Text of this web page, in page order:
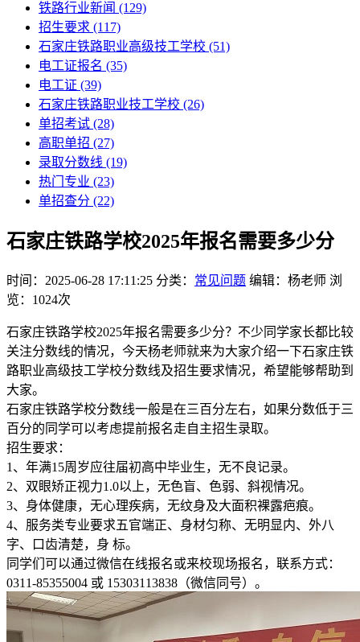
铁路行业新闻 (129)
招生要求 (117)
石家庄铁路职业高级技工学校​ (51)
电工证报名 (35)
电工证 (39)
石家庄铁路职业技工学校 (26)
单招考试 (28)
高职单招 (27)
录取分数线 (19)
热门专业 (23)
单招查分 (22)
石家庄铁路学校2025年报名需要多少分
时间：2025-06-28 17:11:25 分类： 常见问题 编辑：杨老师 浏
览：1024次
石家庄铁路学校2025年报名需要多少分？不少同学家长都比较
关注分数线的情况，今天杨老师就来为大家介绍一下石家庄铁
路职业高级技工学校分数线及招生要求情况，希望能够帮助到
大家。
石家庄铁路学校分数线一般是在三百分左右，如果分数低于三
百分的同学可以考虑提前报名走自主招生录取。
招生要求：
1、年满15周岁应往届初高中毕业生，无不良记录。
2、双眼矫正视力1.0以上，无色盲、色弱、斜视情况。
3、身体健康，无心理疾病，无纹身及大面积裸露疤痕。
4、服务类专业要求五官端正、身材匀称、无明显内、外八
字、口齿清楚，身 标。
同学们可以通过微信在线报名或来校现场报名，联系方式：
0311-85355004 或 15303113838（微信同号）。